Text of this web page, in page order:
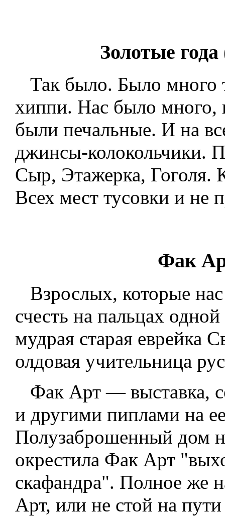
Золотые
Так было. Было много
хиппи. Нас было много,
были печальные. И на
джинсы-колокольчики.
Сыр, Этажерка, Гоголя.
Всех мест тусовки и не
Фак
Взрослых, которые
счесть на пальцах
мудрая старая еврейка
олдовая учительница
Фак Арт — выставка,
и другими пиплами на
Полузаброшенный дом
окрестила Фак Арт
скафандра". Полное же
Арт, или не стой на